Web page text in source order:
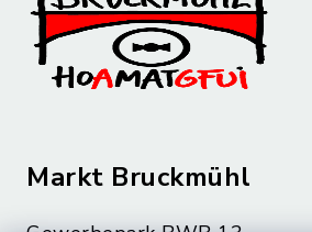
Markt Bruckmühl